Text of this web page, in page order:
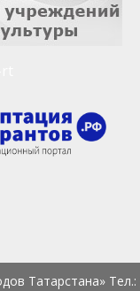
Татарстана» Тел.: